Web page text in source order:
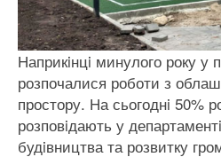
Наприкiнцi минулого року у
розпочалися роботи з
простору. На сьогоднi 50%
розповiдають у
будiвництва та розвитку